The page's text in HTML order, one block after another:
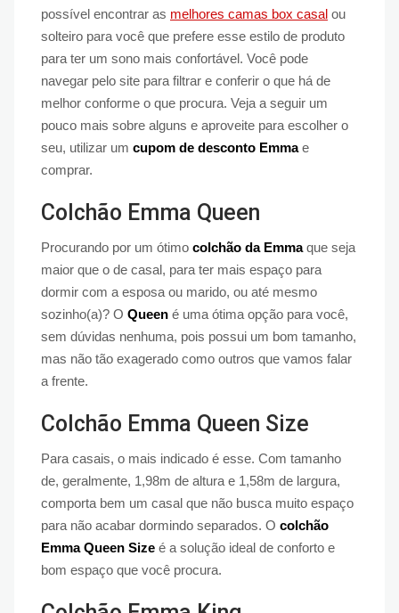
possível encontrar as melhores camas box casal ou
solteiro para você que prefere esse estilo de produto
para ter um sono mais confortável. Você pode
navegar pelo site para filtrar e conferir o que há de
melhor conforme o que procura. Veja a seguir um
pouco mais sobre alguns e aproveite para escolher o
seu, utilizar um cupom de desconto Emmae
comprar.
Colchão Emma Queen
Procurando por um ótimo colchão da Emmaque seja
maior que o de casal, para ter mais espaço para
dormir com a esposa ou marido, ou até mesmo
sozinho(a)? O Queen é uma ótima opção para você,
sem dúvidas nenhuma, pois possui um bom tamanho,
mas não tão exagerado como outros que vamos falar
a frente.
Colchão Emma Queen Size
Para casais, o mais indicado é esse. Com tamanho
de, geralmente, 1,98m de altura e 1,58m de largura,
comporta bem um casal que não busca muito espaço
para não acabar dormindo separados. O colchão
Emma Queen Size é a solução ideal de conforto e
bom espaço que você procura.